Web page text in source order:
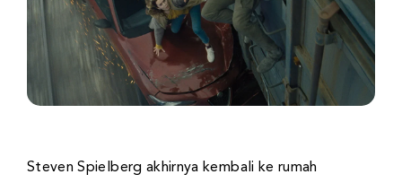
Steven Spielberg akhirnya kembali ke rumah